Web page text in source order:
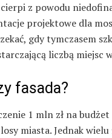
z powodu
projektowe dla
gdy tymczasem
liczbą miejsc
fasada?
1 mln zł na
miasta. Jednak wielu